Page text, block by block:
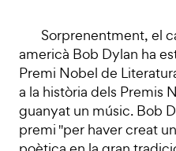
Sorprenentment, el
americà Bob Dylan ha
Premi Nobel de
a la història dels Premis
guanyat un músic. Bob
premi "per haver creat